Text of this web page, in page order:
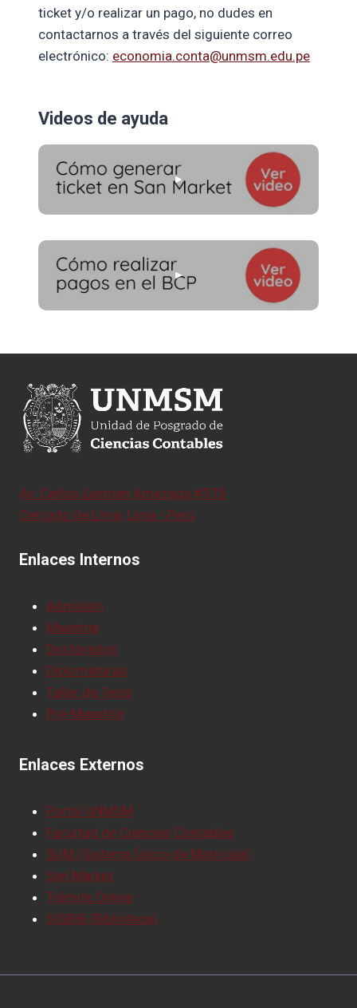
ticket y/o realizar un pago, no dudes en
contactarnos a través del siguiente correo
electrónico: economia.conta@unmsm.edu.pe
Videos de ayuda
Av. Carlos Germán Amezaga #375
Cercado de Lima, Lima - Perú
Enlaces Internos
Admisión
Maestría
Doctorados
Diplomaturas
Taller de Tesis
Pre-Maestría
Enlaces Externos
Portal UNMSM
Facultad de Ciencias Contables
SUM (Sistema Único de Matrícula)
San Market
Trámite Online
SISBIB (Biblioteca)